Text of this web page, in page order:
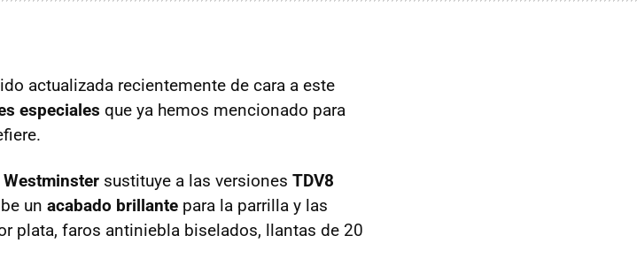
actualizada recientemente de cara a este
especiales que ya hemos mencionado para
sustituye a las versiones TDV8
un acabado brillante para la parrilla y las
plata, faros antiniebla biselados, llantas de 20